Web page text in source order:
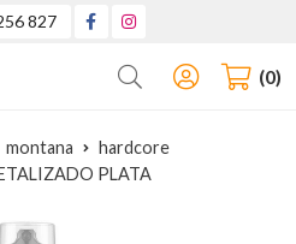
827
Buscar 0
montana
hardcore
PLATA